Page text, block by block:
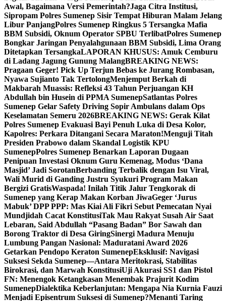
Awal, Bagaimana Versi Pemerintah?Jaga Citra Institusi,
Sipropam Polres Sumenep Sisir Tempat Hiburan Malam Jelang
Libur PanjangPolres Sumenep Ringkus 5 Tersangka Mafia
BBM Subsidi, Oknum Operator SPBU TerlibatPolres Sumenep
Bongkar Jaringan Penyalahgunaan BBM Subsidi, Lima Orang
Ditetapkan TersangkaLAPORAN KHUSUS: Amuk Cemburu
di Ladang Jagung Gunung MalangBREAKING NEWS:
Pragaan Geger! Pick Up Terjun Bebas ke Jurang Rombasan,
Nyawa Sujianto Tak TertolongMenjemput Berkah di
Makbarah Muassis: Refleksi 43 Tahun Perjuangan KH
Abdullah bin Husein di PPMA SumenepSatlantas Polres
Sumenep Gelar Safety Driving Sopir Ambulans dalam Ops
Keselamatan Semeru 2026BREAKING NEWS: Gerak Kilat
Polres Sumenep Evakuasi Bayi Penuh Luka di Desa Kolor,
Kapolres: Perkara Ditangani Secara Maraton!Menguji Titah
Presiden Prabowo dalam Skandal Logistik KPU
SumenepPolres Sumenep Benarkan Laporan Dugaan
Penipuan Investasi Oknum Guru Kemenag, Modus ‘Dana
Masjid’ Jadi SorotanBerbanding Terbalik dengan Isu Viral,
Wali Murid di Ganding Justru Syukuri Program Makan
Bergizi GratisWaspada! Inilah Titik Jalur Tengkorak di
Sumenep yang Kerap Makan Korban JiwaGeger ‘Jurus
Mabuk’ DPP PPP: Mas Kiai Ali Fikri Sebut Pemecatan Nyai
Mundjidah Cacat KonstitusiTak Mau Rakyat Susah Air Saat
Lebaran, Said Abdullah “Pasang Badan” Bor Sawah dan
Borong Traktor di Desa GiringSinergi Madura Menuju
Lumbung Pangan Nasional: Maduratani Award 2026
Getarkan Pendopo Keraton SumenepEksklusif: Navigasi
Suksesi Sekda Sumenep—Antara Meritokrasi, Stabilitas
Birokrasi, dan Marwah KonstitusiUji Akurasi SS1 dan Pistol
FN: Menengok Ketangkasan Menembak Prajurit Kodim
SumenepDialektika Keberlanjutan: Mengapa Nia Kurnia Fauzi
Menjadi Episentrum Suksesi di Sumenep?Menanti Taring